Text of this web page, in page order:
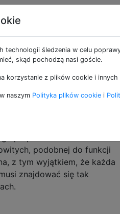
w
podobnej do funkcji
z tym wyjątkiem, że każda
znajdować się tak
technologii śledzenia w celu
skąd pochodzą nasi goście.
korzystanie z plików cookie i
naszym Polityka plików cookie i